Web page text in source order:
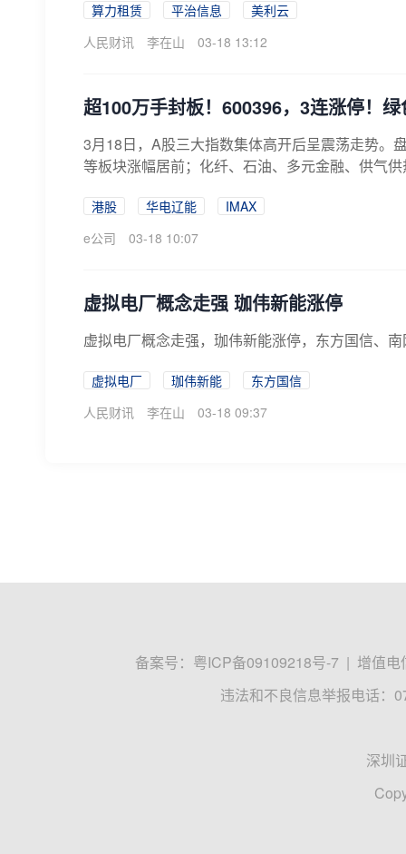
算力租赁 平治信息
美利云
人民财讯
李在山 03-18 13:12
超100万手封板！600396，3连涨停！
3月18日，A股三大指数集体高开后呈震荡走势。
等板块涨幅居前；化纤、石油、多元金融、供气
港股 华电辽能
IMAX
e公司
03-18 10:07
虚拟电厂概念走强 珈伟新能涨停
虚拟电厂概念走强，珈伟新能涨停，东方国信、
虚拟电厂 珈伟新能
东方国信
人民财讯
李在山 03-18 09:37
备案号： 粤ICP备09109218号-7 | 增值电
违法和不良信息举报电话：
深圳